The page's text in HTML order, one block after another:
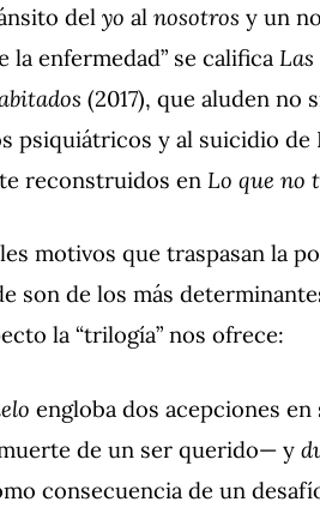
del yo al nosotros y un
la enfermedad” se califica
(2017), que aluden no
psiquiátricos y al suicidio de
reconstruidos en Lo que no
motivos que traspasan la
son de los más
la “trilogía” nos ofrece:
engloba dos acepciones
de un ser querido— y
consecuencia de un